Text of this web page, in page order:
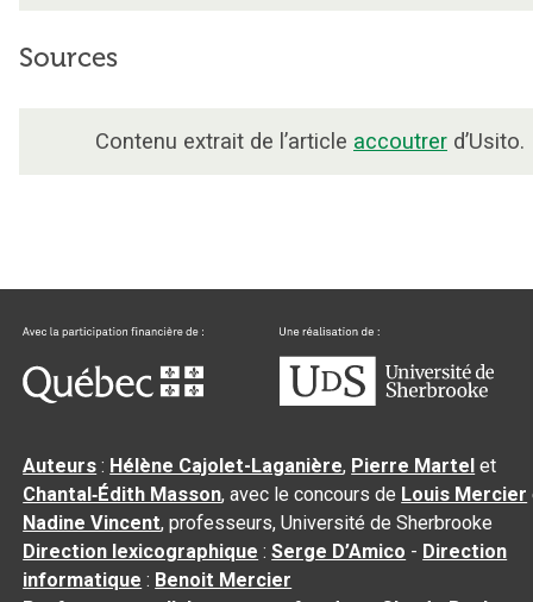
Sources
Contenu extrait de l’article accoutrer d’Usito.
Auteurs : Hélène Cajolet-Laganière, Pierre Martel et
Chantal‑Édith Masson, avec le concours de Louis Mercier
Nadine Vincent, professeurs, Université de Sherbrooke
Direction lexicographique :Serge D’Amico - Direction
informatique : Benoit Mercier